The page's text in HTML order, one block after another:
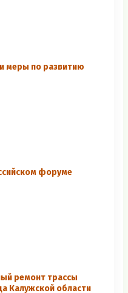
меры по развитию
форуме
ремонт трассы
Калужской области